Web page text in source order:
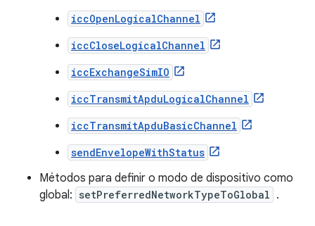
iccOpenLogicalChannel
iccCloseLogicalChannel
iccExchangeSimIO
iccTransmitApduLogicalChannel
iccTransmitApduBasicChannel
sendEnvelopeWithStatus
Métodos para definir o modo de dispositivo como
global: setPreferredNetworkTypeToGlobal .